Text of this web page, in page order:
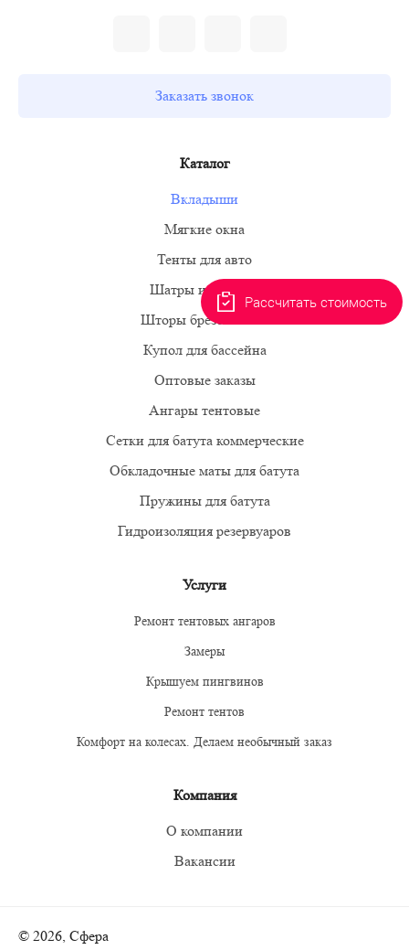
Каталог
Вкладыши
Мягкие окна
Тенты для авто
Шатры и палатки
Шторы брезентовые
Купол для бассейна
Оптовые заказы
Ангары тентовые
Сетки для батута коммерческие
Обкладочные маты для батута
Пружины для батута
Гидроизоляция резервуаров
Услуги
Ремонт тентовых ангаров
Замеры
Крышуем пингвинов
Ремонт тентов
Комфорт на колесах. Делаем необычный заказ
Компания
О компании
Вакансии
Заказать звонок
© 2026, Сфера
Рассчитать стоимость